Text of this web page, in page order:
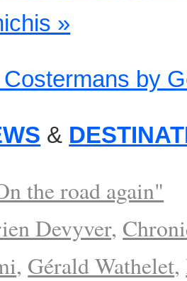
»
by
&
the road again"
Devyver,
, Gérald Wathelet,